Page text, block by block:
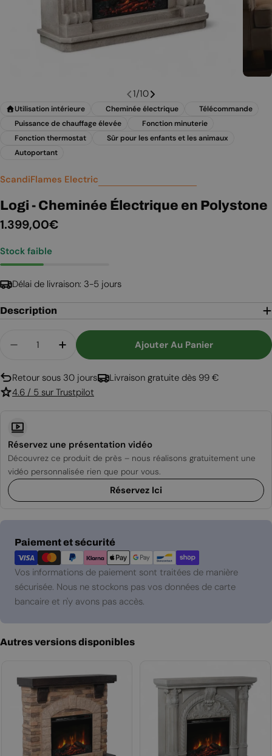
1/10
Utilisation intérieure Cheminée électrique
Télécommande
Puissance de chauffage élevée
Fonction minuterie
Fonction thermostat
Sûr pour les enfants et les animaux
Autoportant
ScandiFlames Electric
Logi - Cheminée Électrique en Polystone
Prix
régulier
1.399,00€
Stock faible
Délai de livraison: 3-5 jours
Description
Diminuer La Quantité Pour Logi - Cheminée
Augmenter La Quantité Pour Logi -
Ajouter Au Panier
Retour sous 30 jours
Livraison gratuite dès 99 €
4.6 / 5 sur Trustpilot
Réservez une présentation vidéo
Découvrez ce produit de près – nous réalisons gratuitement une
vidéo personnalisée rien que pour vous.
Réservez Ici
Paiement et sécurité
Modes
de
paiement
Vos informations de paiement sont traitées de manière
sécurisée. Nous ne stockons pas vos données de carte
bancaire et n'y avons pas accès.
Autres versions disponibles